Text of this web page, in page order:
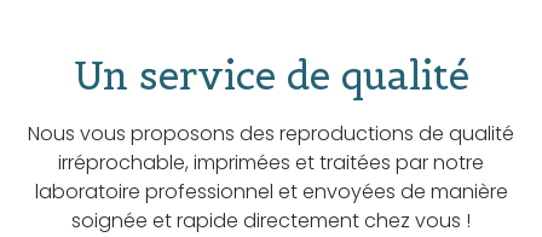
Un service de qualité
Nous vous proposons des reproductions de qualité
irréprochable, imprimées et traitées par notre
laboratoire professionnel et envoyées de manière
soignée et rapide directement chez vous !